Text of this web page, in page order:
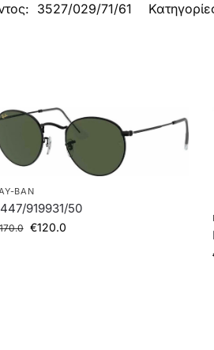
3527/029/71/61
BAN
919931/50
€120.0